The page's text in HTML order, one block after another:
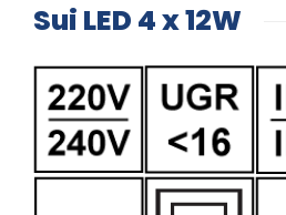
Sui LED 4 x 12W